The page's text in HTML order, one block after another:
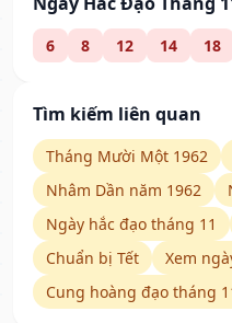
6 8 12 14 18
Tìm kiếm liên quan
Tháng Mười Một 1962
Nhâm Dần năm 1962
Ngày hắc đạo tháng 11
Chuẩn bị Tết
Xem
Cung hoàng đạo tháng